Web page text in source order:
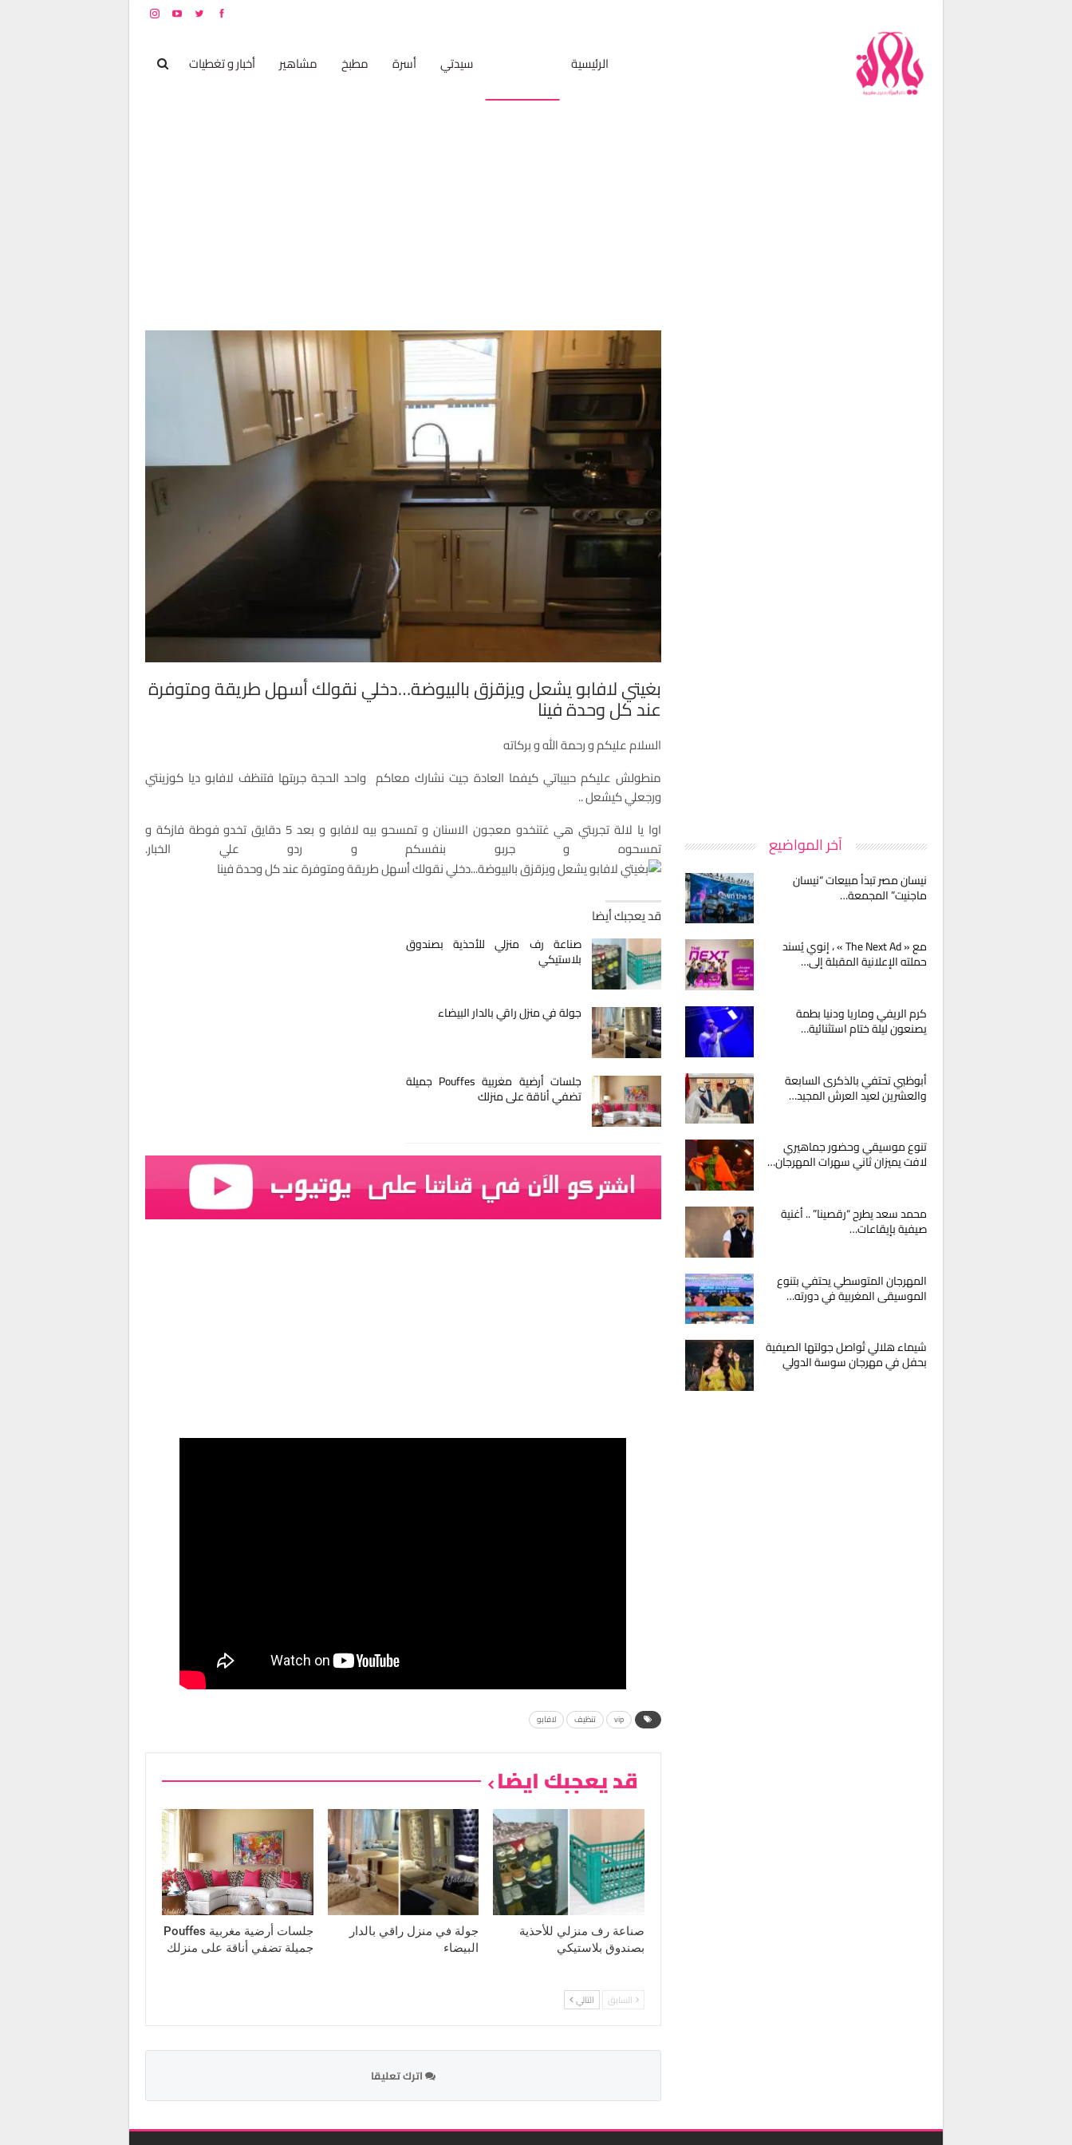
الرئيسية سيدتي أسرة مطبخ مشاهير أخبار و تغطيات
بغيتي لافابو يشعل ويزقزق بالبيوضة…دخلي نقولك أسهل طريقة ومتوفرة
عند كل وحدة فينا
السلام عليكم و رحمة الله و بركاته
منطولش عليكم حبيباتي كيفما العادة جيت نشارك معاكم واحد الحجة جربتها فتنظف لافابو ديا كوزينتي
ورجعلي كيشعل ..
اوا يا لالة تجربتي هي غتنخدو معجون الاسنان و تمسحو بيه لافابو و بعد 5 دقايق تخدو فوطة فازكة و
تمسحوه و جربو بنفسكم و ردو علي الخبار.
قد يعجبك أيضا
صناعة رف منزلي للأحذية بصندوق
بلاستيكي
جولة في منزل راقي بالدار البيضاء
جلسات أرضية مغربية Pouffes جميلة
تضفي أناقة على منزلك
vip تنظيف لافابو
قد يعجبك ايضا
صناعة رف منزلي للأحذية
بصندوق بلاستيكي
جولة في منزل راقي بالدار
البيضاء
جلسات أرضية مغربية Pouffes
جميلة تضفي أناقة على منزلك
السابق التالي
اترك تعليقا
آخر المواضيع
نيسان مصر تبدأ مبيعات “نيسان
ماجنيت” المجمعة…
مع « The Next Ad » ، إنوي يُسند
حملته الإعلانية المقبلة إلى…
كرم الريفي وماريا ودنيا بطمة
يصنعون ليلة ختام استثنائية…
أبوظبي تحتفي بالذكرى السابعة
والعشرين لعيد العرش المجيد…
تنوع موسيقي وحضور جماهيري
لافت يميزان ثاني سهرات المهرجان…
محمد سعد يطرح “رقصينا” .. أغنية
صيفية بإيقاعات…
المهرجان المتوسطي يحتفي بتنوع
الموسيقى المغربية في دورته…
شيماء هلالي تُواصل جولتها الصيفية
بحفل في مهرجان سوسة الدولي